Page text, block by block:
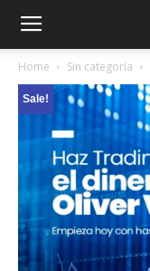
Home Sin categoría
Sale!